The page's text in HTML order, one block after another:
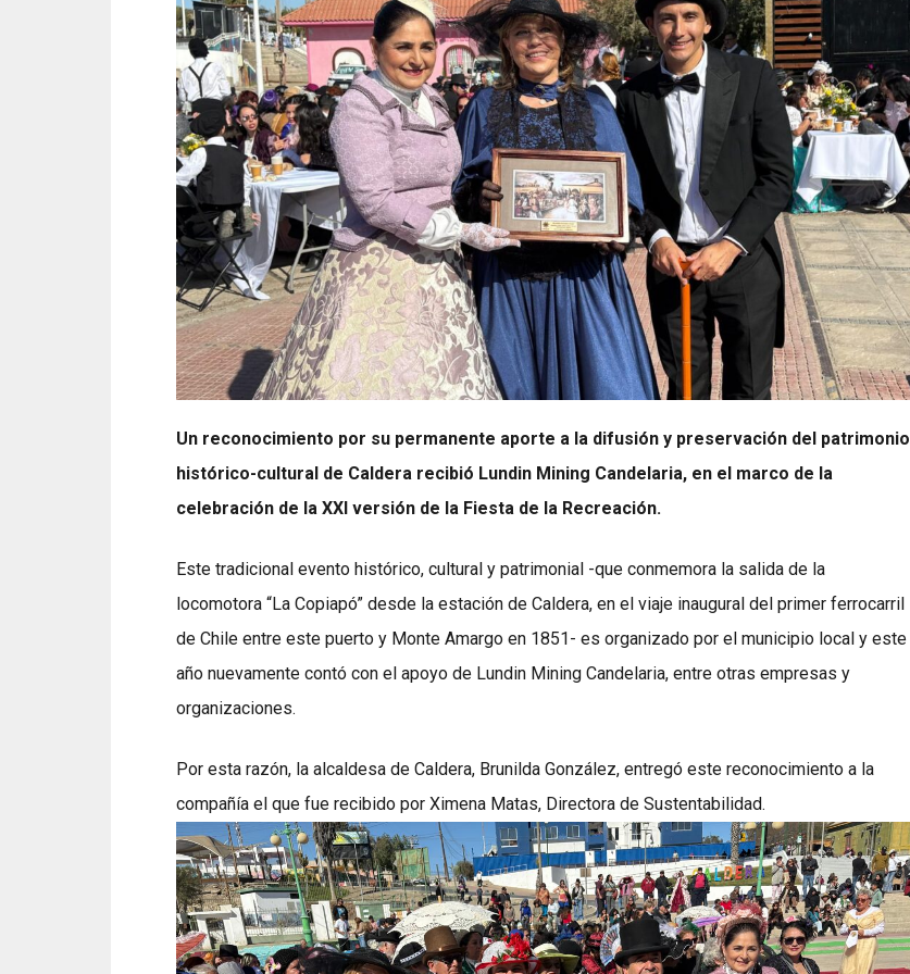
Un reconocimiento por su permanente aporte a la difusión y preservación del patrimonio
histórico-cultural de Caldera recibió Lundin Mining Candelaria, en el marco de la
celebración de la XXI versión de la Fiesta de la Recreación.
Este tradicional evento histórico, cultural y patrimonial -que conmemora la salida de la
locomotora “La Copiapó” desde la estación de Caldera, en el viaje inaugural del primer ferrocarril
de Chile entre este puerto y Monte Amargo en 1851- es organizado por el municipio local y este
año nuevamente contó con el apoyo de Lundin Mining Candelaria, entre otras empresas y
organizaciones.
Por esta razón, la alcaldesa de Caldera, Brunilda González, entregó este reconocimiento a la
compañía el que fue recibido por Ximena Matas, Directora de Sustentabilidad.